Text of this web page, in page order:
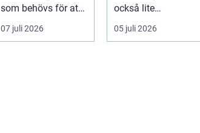
som behövs för att
vatten, värme och
avlopp ...
07 juli 2026
också lite
överväldigande.
Utbudet är stor...
05 juli 2026